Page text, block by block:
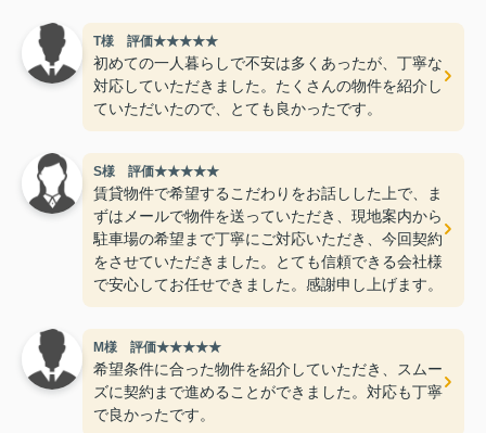
T様 評価★★★★★
初めての一人暮らしで不安は多くあったが、丁寧な
対応していただきました。たくさんの物件を紹介し
ていただいたので、とても良かったです。
S様 評価★★★★★
賃貸物件で希望するこだわりをお話しした上で、ま
ずはメールで物件を送っていただき、現地案内から
駐車場の希望まで丁寧にご対応いただき、今回契約
をさせていただきました。とても信頼できる会社様
で安心してお任せできました。感謝申し上げます。
M様 評価★★★★★
希望条件に合った物件を紹介していただき、スムー
ズに契約まで進めることができました。対応も丁寧
で良かったです。